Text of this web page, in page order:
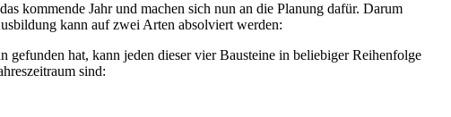
kommende Jahr und machen sich nun an die Planung dafür. Darum
kann auf zwei Arten absolviert werden:
hat, kann jeden dieser vier Bausteine in beliebiger Reihenfolge
sind: